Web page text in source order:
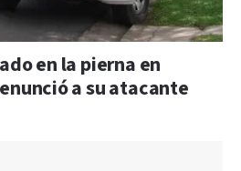
en la pierna en
a su atacante